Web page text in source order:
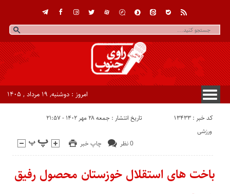
امروز : دوشنبه, ۱۹ مرداد , ۱۴۰۵
کد خبر : 13433 تاریخ انتشار : جمعه ۲۸ مهر ۱۴۰۲ - ۲۱:۵۷
چاپ خبر 0 نظر
ورزشی
باخت های استقلال خوزستان محصول رفیق